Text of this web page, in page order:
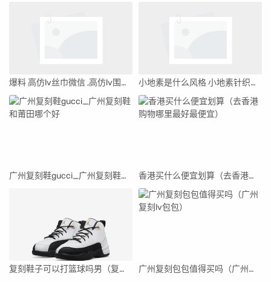
爆料 高仿lv丝巾微信 ,高仿lv围巾和真的有什么区别 小地素是什么风格 小地素针织开衫
广州复刻鞋gucci_广州复刻鞋和莆田哪个好 香港买什么便宜划算（去香港购物哪里最好最便宜）
复刻鞋子可以打篮球吗男（复刻鞋子可以打篮球吗） 广州复刻包包值得买吗（广州复刻lv包包）